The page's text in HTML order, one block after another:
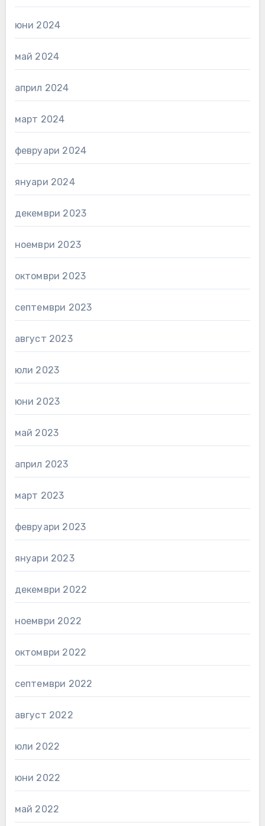
юни 2024
май 2024
април 2024
март 2024
февруари 2024
януари 2024
декември 2023
ноември 2023
октомври 2023
септември 2023
август 2023
юли 2023
юни 2023
май 2023
април 2023
март 2023
февруари 2023
януари 2023
декември 2022
ноември 2022
октомври 2022
септември 2022
август 2022
юли 2022
юни 2022
май 2022